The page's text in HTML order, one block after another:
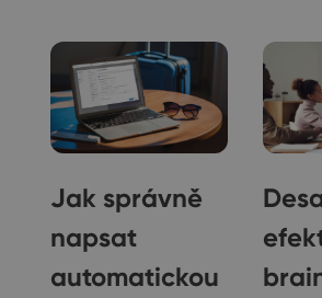
Jak správně
napsat
automatickou